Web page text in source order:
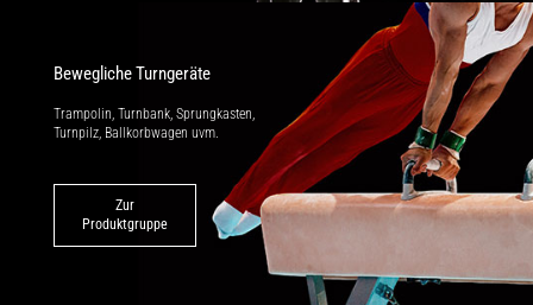
Bewegliche Turngeräte
Trampolin, Turnbank, Sprungkasten,
Turnpilz, Ballkorbwagen uvm.
Zur
Produktgruppe